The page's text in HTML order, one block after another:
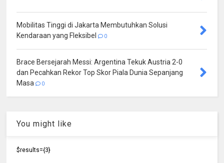
Mobilitas Tinggi di Jakarta Membutuhkan Solusi
Kendaraan yang Fleksibel
0
Brace Bersejarah Messi: Argentina Tekuk Austria 2-0
dan Pecahkan Rekor Top Skor Piala Dunia Sepanjang
Masa
0
You might like
$results={3}